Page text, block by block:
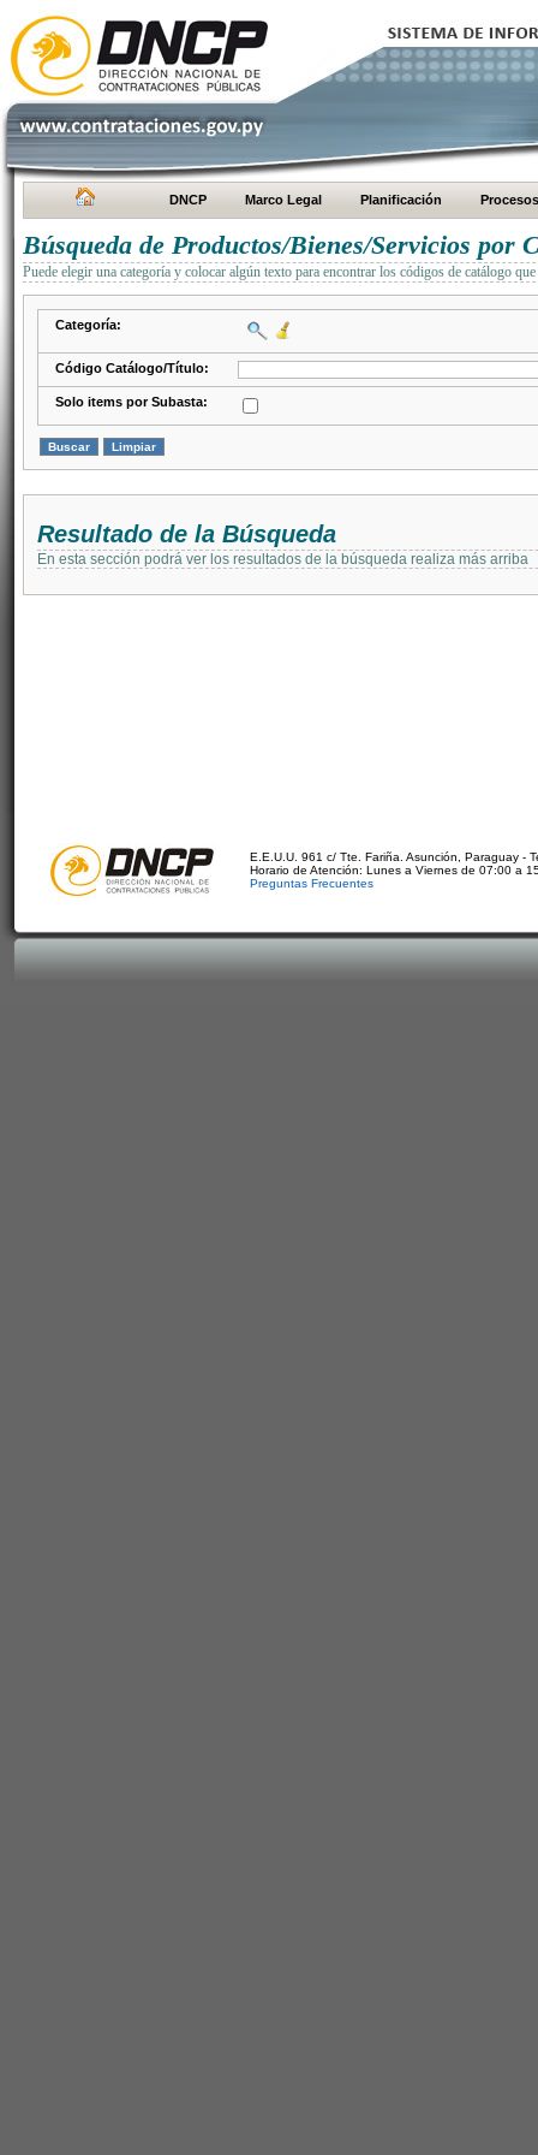
DNCP Marco Legal Planificación Procesos
Búsqueda de Productos/Bienes/Servicios por
Puede elegir una categoría y colocar algún texto para encontrar los códigos de catálogo
Categoría:
Código Catálogo/Título:
Solo items por Subasta:
Resultado de la Búsqueda
En esta sección podrá ver los resultados de la búsqueda realiza más arriba
E.E.U.U. 961 c/ Tte. Fariña. Asunción, Paraguay -
Horario de Atención: Lunes a Viernes de 07:00 a
Preguntas Frecuentes